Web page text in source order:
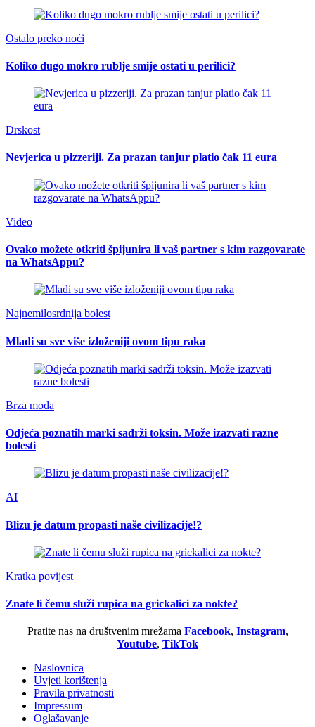
Ostalo preko noći
Koliko dugo mokro rublje smije ostati u perilici?
Drskost
Nevjerica u pizzeriji. Za prazan tanjur platio čak 11 eura
Video
Ovako možete otkriti špijunira li vaš partner s kim razgovarate
na WhatsAppu?
Najnemilosrdnija bolest
Mladi su sve više izloženiji ovom tipu raka
Brza moda
Odjeća poznatih marki sadrži toksin. Može izazvati razne
bolesti
AI
Blizu je datum propasti naše civilizacije!?
Kratka povijest
Znate li čemu služi rupica na grickalici za nokte?
Pratite nas na društvenim mrežama Facebook, Instagram,
Youtube, TikTok
Naslovnica
Uvjeti korištenja
Pravila privatnosti
Impressum
Oglašavanje